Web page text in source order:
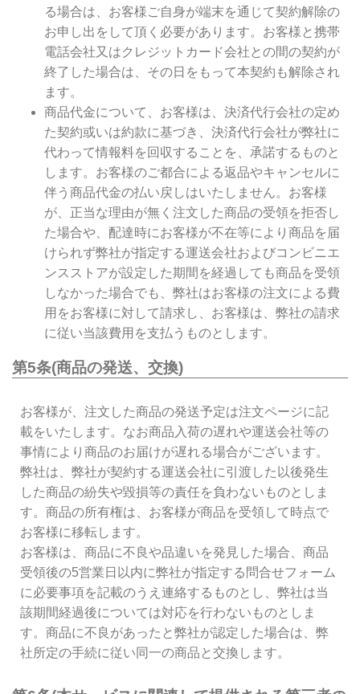
る場合は、お客様ご自身が端末を通じて契約解除の
お申し出をして頂く必要があります。お客様と携帯
電話会社又はクレジットカード会社との間の契約が
終了した場合は、その日をもって本契約も解除され
ます。
商品代金について、お客様は、決済代行会社の定め
た契約或いは約款に基づき、決済代行会社が弊社に
代わって情報料を回収することを、承諾するものと
します。お客様のご都合による返品やキャンセルに
伴う商品代金の払い戻しはいたしません。お客様
が、正当な理由が無く注文した商品の受領を拒否し
た場合や、配達時にお客様が不在等により商品を届
けられず弊社が指定する運送会社およびコンビニエ
ンスストアが設定した期間を経過しても商品を受領
しなかった場合でも、弊社はお客様の注文による費
用をお客様に対して請求し、お客様は、弊社の請求
に従い当該費用を支払うものとします。
第5条(商品の発送、交換)
お客様が、注文した商品の発送予定は注文ページに記
載をいたします。なお商品入荷の遅れや運送会社等の
事情により商品のお届けが遅れる場合がございます。
弊社は、弊社が契約する運送会社に引渡した以後発生
した商品の紛失や毀損等の責任を負わないものとしま
す。商品の所有権は、お客様が商品を受領して時点で
お客様に移転します。
お客様は、商品に不良や品違いを発見した場合、商品
受領後の5営業日以内に弊社が指定する問合せフォーム
に必要事項を記載のうえ連絡するものとし、弊社は当
該期間経過後については対応を行わないものとしま
す。商品に不良があったと弊社が認定した場合は、弊
社所定の手続に従い同一の商品と交換します。